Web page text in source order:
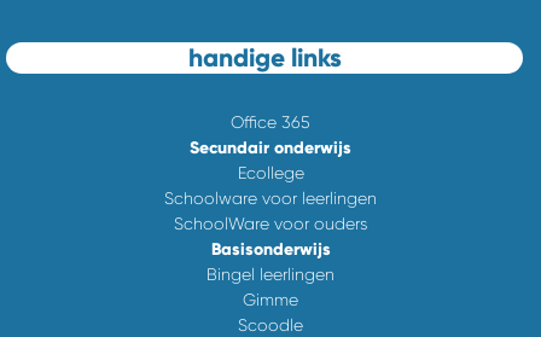
handige links
Office 365
Secundair onderwijs
Ecollege
Schoolware voor leerlingen
SchoolWare voor ouders
Basisonderwijs
Bingel leerlingen
Gimme
Scoodle